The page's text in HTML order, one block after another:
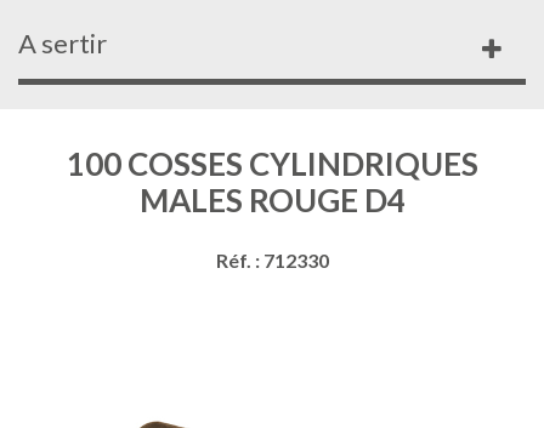
A sertir
100 COSSES CYLINDRIQUES
MALES ROUGE D4
Réf. : 712330